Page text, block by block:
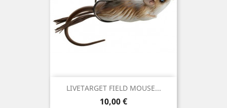
LIVETARGET FIELD MOUSE...
Preço
10,00 €